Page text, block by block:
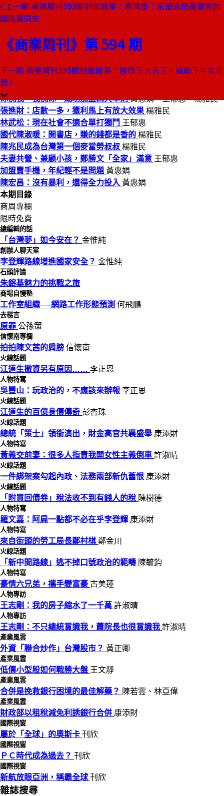
上一期 商業周刊593期封面故事：高清愿：宋楚瑜是最優秀的
國民黨同志
《商業周刊》第 594 期
下一期 商業周刊595期封面故事：股市三大天王，論斷下半年走
勢
本期目錄
預覽文章
商業周刊第594期出刊日期：1999-04-08
台灣爆發新一波創業加盟熱
你挑我，我挑你，成功加盟四大準則黃惠娟、王郁惠、楊雅民
張進財：店數一多，獲利馬上有放大效果 楊雅民
林武松：現在社會不適合單打獨鬥 王郁惠
國代陳淑暖：開書店，賺的錢都是香的 楊雅民
陳兆民成為台灣第一個麥當勞叔叔 楊雅民
夫妻共營、兼顧小孩，鄭勝文「全家」滿意 王郁惠
加盟賣手機，年紀輕不是問題 黃惠娟
陳宏昌：沒有暴利，還得全力投入 黃惠娟
本期目錄
商周專欄
限時免費
總編輯的話
「台灣夢」如今安在？ 金惟純
創辦人聊天室
李登輝路線增進國家安全？ 金惟純
石頭評論
朱鎔基魅力的挑戰之旅
商場自慢塾
工作室組織──網路工作形態預測 何飛鵬
去梯言
原罪 公孫策
信懷南專欄
拍拍陳文茜的肩膀 信懷南
火線話題
江道生撤資另有原因…… 李正恩
人物特寫
吳豐山：玩政治的，不應該來辦報 李正恩
火線話題
江道生的百億身價傳奇 彭杏珠
火線話題
總統「策士」領銜演出，財金高官共襄盛舉 康添財
人物特寫
黃義交前妻：很多人指責我開女性主義倒車 許淑晴
火線話題
一件綁架案勾起內政、法務兩部新仇舊恨 康添財
火線話題
「附買回債券」稅法收不到有錢人的稅 陳樹德
人物特寫
羅文嘉：阿扁一點都不必在乎李登輝 康添財
人物特寫
來自街頭的勞工局長鄭村棋 鄭金川
火線話題
「新中間路線」逃不掉口號政治的範疇 陳毓鈞
人物特寫
豪情六兄弟，攜手變富豪 古美蓮
人物專訪
王志剛：我的房子縮水了一千萬 許淑晴
人物專訪
王志剛：不只總統賞識我，蕭院長也很賞識我 許淑晴
產業風雲
外資「聯合炒作」台灣股市？ 黃正卿
產業風雲
低價小型股如何戰勝大盤 王文靜
產業風雲
合併是挽救銀行困境的最佳解藥？ 陳若雲、林亞偉
產業風雲
財政部以租稅減免利誘銀行合併 康添財
國際視窗
屬於「全球」的奧斯卡 刊欣
國際視窗
ＰＣ時代成為過去？ 刊欣
國際視窗
新航放眼亞洲，稱霸全球 刊欣
雜誌搜尋